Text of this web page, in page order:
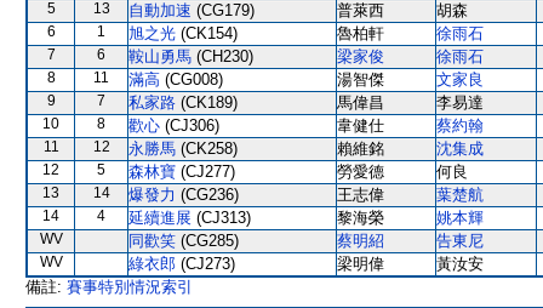
5 13 自動加速 (CG179) 普萊西 胡森
6 1 旭之光 (CK154) 魯柏軒 徐雨石
7 6 鞍山勇馬 (CH230) 梁家俊 徐雨石
8 11 滿高 (CG008) 湯智傑 文家良
9 7 私家路 (CK189) 馬偉昌 李易達
10 8 歡心 (CJ306) 韋健仕 蔡約翰
11 12 永勝馬 (CK258) 賴維銘 沈集成
12 5 森林寶 (CJ277) 勞愛德 何良
13 14 爆發力 (CG236) 王志偉 葉楚航
14 4 延續進展 (CJ313) 黎海榮 姚本輝
WV 同歡笑 (CG285) 蔡明紹 告東尼
WV 綠衣郎 (CJ273) 梁明偉
黃汝安
備註: 賽事特別情況索引